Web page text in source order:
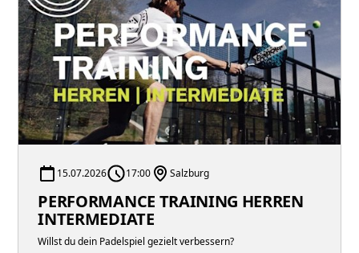
15.07.2026 17:00 Salzburg
PERFORMANCE TRAINING HERREN
INTERMEDIATE
Willst du dein Padelspiel gezielt verbessern?